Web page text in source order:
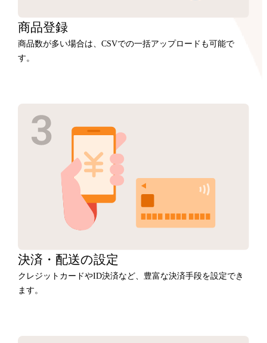
商品登録
商品数が多い場合は、CSVでの一括アップロードも可能で
す。
決済・ 配送の設定
クレジットカードやID決済など、豊富な決済手段を設定でき
ます。